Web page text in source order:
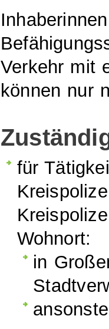
Verkehr mit
können nur
für
Wohnort:
in